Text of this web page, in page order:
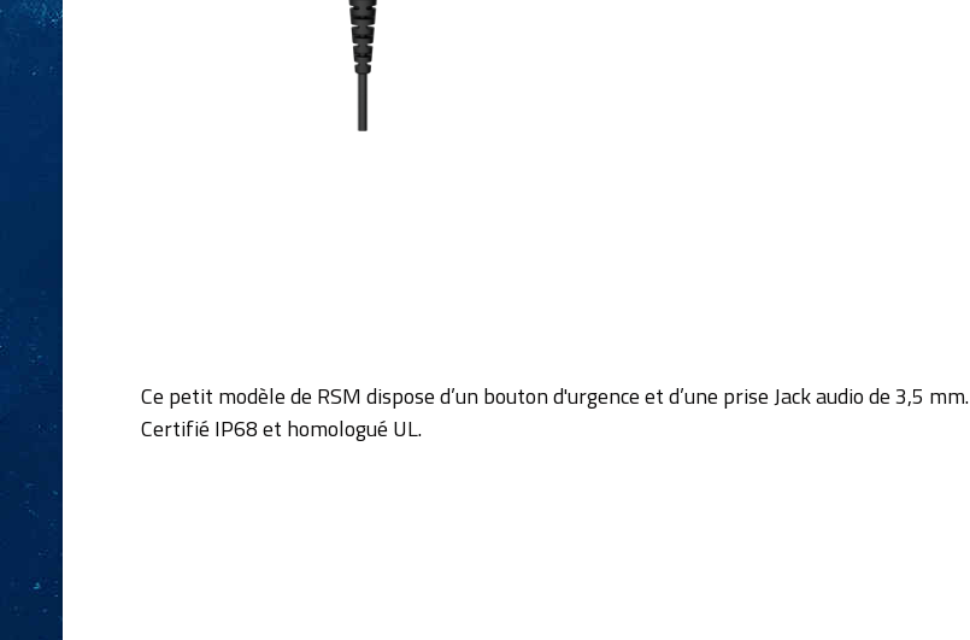
Ce petit modèle de RSM dispose d’un bouton d'urgence et d’une prise Jack audio de 3,5 mm.
Certifié IP68 et homologué UL.